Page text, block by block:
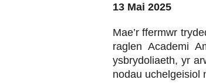
13 Mai 2025
Mae’r ffermwr
raglen Academi
ysbrydoliaeth, yr
nodau uchelgeisiol